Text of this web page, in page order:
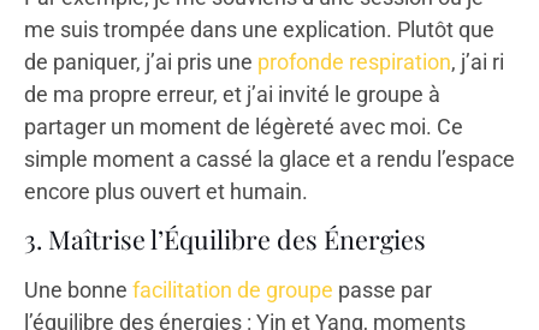
me suis trompée dans une explication. Plutôt que
de paniquer, j’ai pris une profonde respiration, j’ai ri
de ma propre erreur, et j’ai invité le groupe à
partager un moment de légèreté avec moi. Ce
simple moment a cassé la glace et a rendu l’espace
encore plus ouvert et humain.
3. Maîtrise l’Équilibre des Énergies
Une bonne facilitation de groupe passe par
l’équilibre des énergies : Yin et Yang, moments